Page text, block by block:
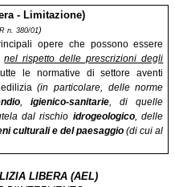
- Limitazione)
n. 380/01)
opere che possono essere
nel rispetto delle prescrizioni degli
le normative di settore aventi
edilizia(in particolare, delle norme
,igienico-sanitarie, di quelle
dal rischio idrogeologico, delle
culturali e del paesaggio (di cui al
LIBERA (AEL)